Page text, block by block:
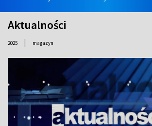
Aktualności
2025 | magazyn